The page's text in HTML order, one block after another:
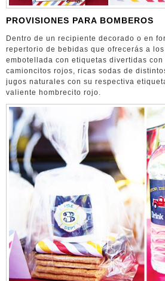
PROVISIONES PARA BOMBEROS
Dentro de un recipiente decorado o en
repertorio de bebidas que ofrecerás a
embotellada con etiquetas divertidas con
camioncitos rojos, ricas sodas de
jugos naturales con su respectiva
valiente hombrecito rojo.